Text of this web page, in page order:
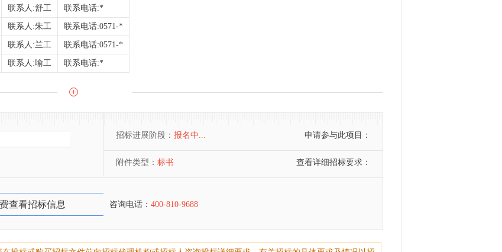
联系人:舒工 联系电话:*
联系人:朱工 联系电话:0571-*
联系人:兰工 联系电话:0571-*
联系人:喻工 联系电话:*
招标进展阶段： 报名中... 申请参与此项目：
附件类型： 标书 查看详细招标要求：
查看招标信息 咨询电话： 400-810-9688